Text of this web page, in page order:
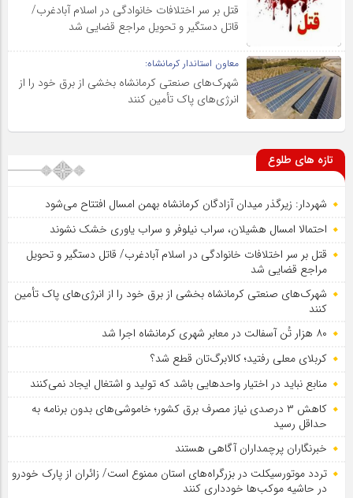
قتل بر سر اختلافات خانوادگی در اسلام آبادغرب/
قاتل دستگیر و تحویل مراجع قضایی شد
معاون استاندار کرمانشاه:
شهرک‌های صنعتی کرمانشاه بخشی از برق خود را از
انرژی‌های پاک تأمین کنند
تازه های طلوع
شهردار: زیرگذر میدان آزادگان کرمانشاه بهمن امسال افتتاح می‌شود
احتمالا امسال هشیلان، سراب نیلوفر و سراب یاوری خشک نشوند
قتل بر سر اختلافات خانوادگی در اسلام آبادغرب/ قاتل دستگیر و تحویل
مراجع قضایی شد
شهرک‌های صنعتی کرمانشاه بخشی از برق خود را از انرژی‌های پاک تأمین
کنند
۸۰ هزار تُن آسفالت در معابر شهری کرمانشاه اجرا شد
کربلای معلی رفتید؛ کالابرگ‌تان قطع شد؟
منابع نباید در اختیار واحدهایی باشد که تولید و اشتغال ایجاد نمی‌کنند
کاهش ۳ درصدی نیاز مصرف برق کشور؛ خاموشی‌های بدون برنامه به
حداقل رسید
خبرنگاران پرچمداران آگاهی هستند
تردد موتورسیکلت در بزرگراه‌های استان ممنوع است/ زائران از پارک خودرو
در حاشیه موکب‌ها خودداری کنند